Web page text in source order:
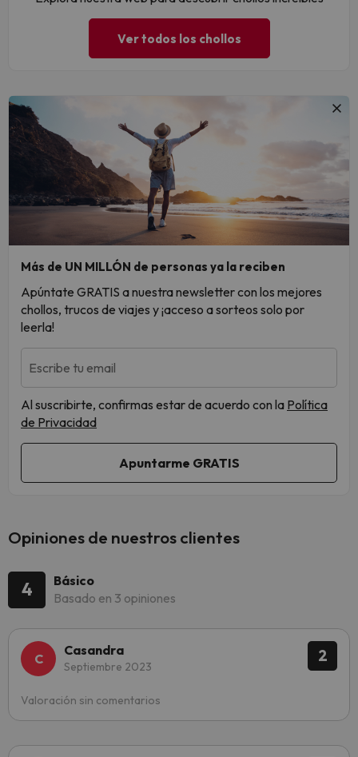
Ver todos los chollos
Más de UN MILLÓN de personas ya la reciben
Apúntate GRATIS a nuestra newsletter con los mejores
chollos, trucos de viajes y ¡acceso a sorteos solo por
leerla!
Escribe tu email
Al suscribirte, confirmas estar de acuerdo con la Política
de Privacidad
Opiniones de nuestros clientes
4
Básico
Basado en 3 opiniones
2
Casandra
Septiembre 2023
Valoración sin comentarios